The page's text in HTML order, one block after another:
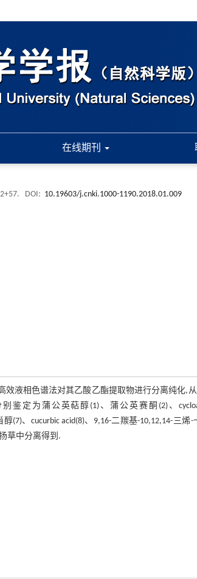
在线期刊
DOI: 10.19603/j.cnki.1000-1190.2018.01.009
液相色谱法对其乙酸乙酯提取物进行分离纯化,
为蒲公英萜醇(1)、蒲公英赛酮(2)、
(7)、cucurbic acid(8)、9,16-二羰基-10,12,14-三
草中分离得到.